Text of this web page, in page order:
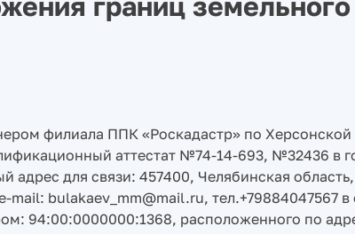
филиала ППК «Роскадастр» по
аттестат №74-14-693, №32436 в
адрес для связи: 457400, Челябинская
mail: bulakaev_mm@mail.ru, тел.+79884047567
94:00:0000000:1368, расположенного по